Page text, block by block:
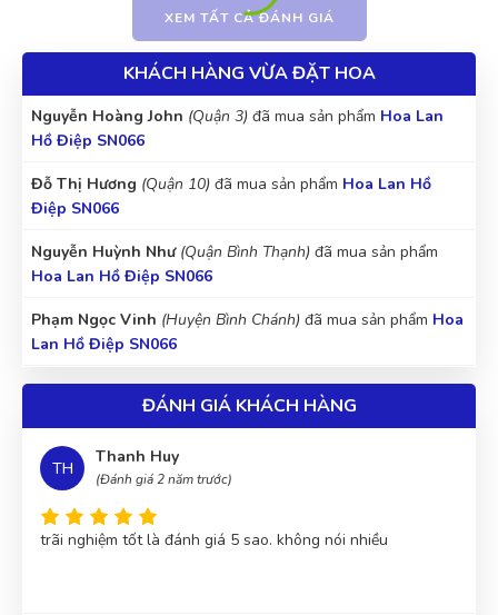
XEM TẤT CẢ ĐÁNH GIÁ
KHÁCH HÀNG VỪA ĐẶT HOA
Huỳnh Thị Diễm Linh (Quận 5) đã mua sản phẩm Hoa Lan
Hồ Điệp SN066
Nguyễn Hoàng John (Quận 3) đã mua sản phẩm Hoa Lan
Hồ Điệp SN066
Đỗ Thị Hương (Quận 10) đã mua sản phẩm Hoa Lan Hồ
Điệp SN066
Nguyễn Huỳnh Như (Quận Bình Thạnh) đã mua sản phẩm
Hoa Lan Hồ Điệp SN066
Phạm Ngọc Vinh (Huyện Bình Chánh) đã mua sản phẩm Hoa
Lan Hồ Điệp SN066
Trần Thị Mỹ Hạnh (Huyện Củ Chi) đã mua sản phẩm Hoa
Lan Hồ Điệp SN066
Nguyễn Thanh (Quận Bình Thạnh)
Lan Hồ Điệp SN066
Hoài Nam (Huyện Nhơn Trạch)
Hồ Điệp SN066
ĐÁNH GIÁ KHÁCH HÀNG
TT
Tuyết Trang
(Đánh giá 2 năm trước)
ĐK
Đăng Khôi
Không gian hài hòa, mới lạ. Thích vì không gian nơi đây nhé
TH
Thanh Huy
(Đánh giá 2 năm trước)
trãi nghiệm tốt là đánh giá 5 sao. không nói nhiều